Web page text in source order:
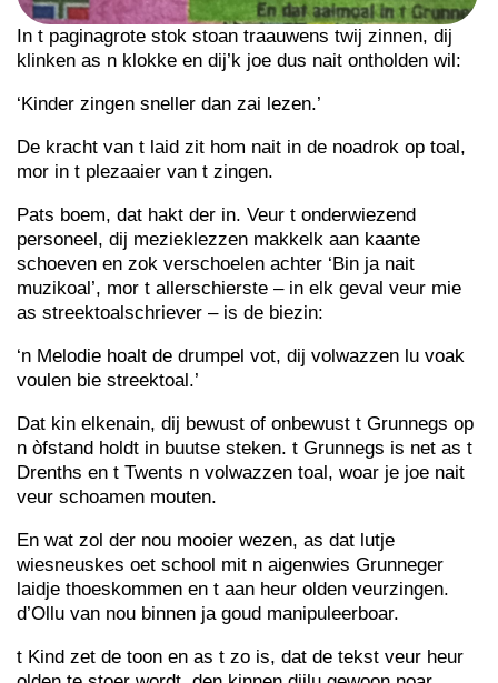
In t paginagrote stok stoan traauwens twij zinnen, dij
klinken as n klokke en dij’k joe dus nait ontholden wil:
‘Kinder zingen sneller dan zai lezen.’
De kracht van t laid zit hom nait in de noadrok op toal,
mor in t plezaaier van t zingen.
Pats boem, dat hakt der in. Veur t onderwiezend
personeel, dij mezieklezzen makkelk aan kaante
schoeven en zok verschoelen achter ‘Bin ja nait
muzikoal’, mor t allerschierste – in elk geval veur mie
as streektoalschriever – is de biezin:
‘n Melodie hoalt de drumpel vot, dij volwazzen lu voak
voulen bie streektoal.’
Dat kin elkenain, dij bewust of onbewust t Grunnegs op
n òfstand holdt in buutse steken. t Grunnegs is net as t
Drenths en t Twents n volwazzen toal, woar je joe nait
veur schoamen mouten.
En wat zol der nou mooier wezen, as dat lutje
wiesneuskes oet school mit n aigenwies Grunneger
laidje thoeskommen en t aan heur olden veurzingen.
d’Ollu van nou binnen ja goud manipuleerboar.
t Kind zet de toon en as t zo is, dat de tekst veur heur